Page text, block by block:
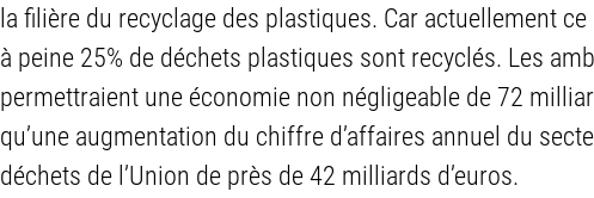
la filière du recyclage des plastiques. Car actuellement ce
à peine 25% de déchets plastiques sont recyclés. Les
permettraient une économie non négligeable de 72
qu’une augmentation du chiffre d’affaires annuel du
déchets de l’Union de près de 42 milliards d’euros.